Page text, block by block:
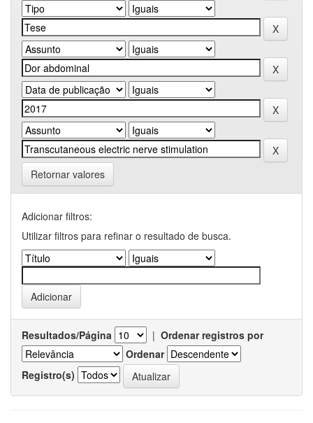
Retornar valores
Adicionar filtros:
Utilizar filtros para refinar o resultado de busca.
Resultados/Página | Ordenar registros por
Ordenar
Registro(s)